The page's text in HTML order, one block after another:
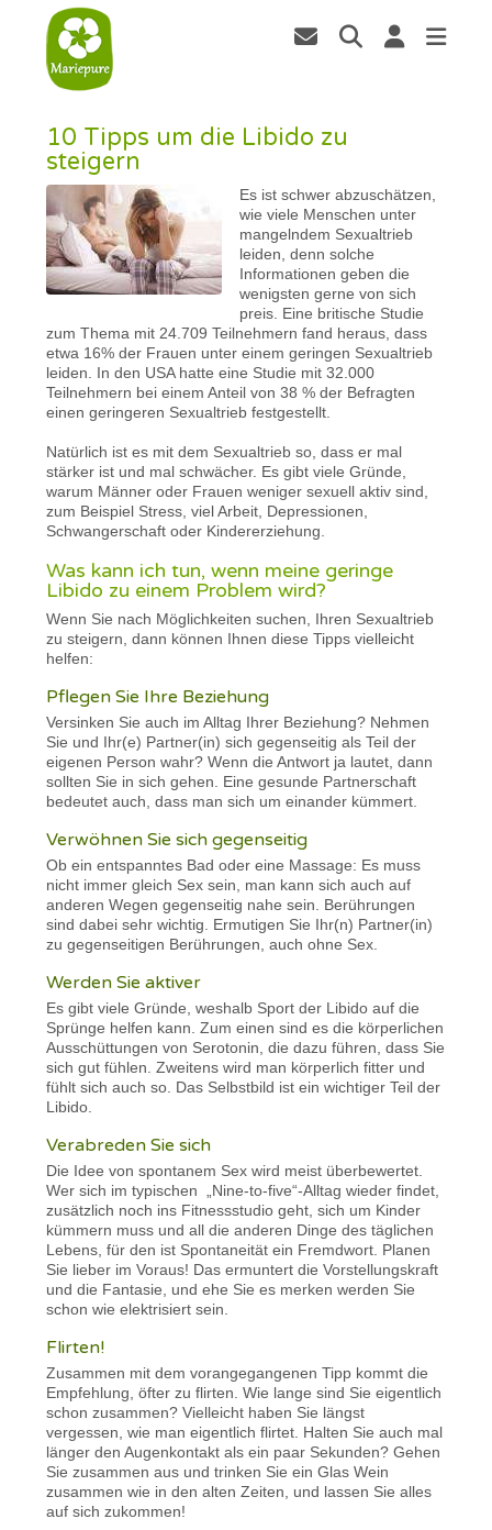
10 Tipps um die Libido zu
steigern
Es ist schwer abzuschätzen,
wie viele Menschen unter
mangelndem Sexualtrieb
leiden, denn solche
Informationen geben die
wenigsten gerne von sich
preis. Eine britische Studie
zum Thema mit 24.709 Teilnehmern fand heraus, dass
etwa 16% der Frauen unter einem geringen Sexualtrieb
leiden. In den USA hatte eine Studie mit 32.000
Teilnehmern bei einem Anteil von 38 % der Befragten
einen geringeren Sexualtrieb festgestellt.
Natürlich ist es mit dem Sexualtrieb so, dass er mal
stärker ist und mal schwächer. Es gibt viele Gründe,
warum Männer oder Frauen weniger sexuell aktiv sind,
zum Beispiel Stress, viel Arbeit, Depressionen,
Schwangerschaft oder Kindererziehung.
Was kann ich tun, wenn meine geringe
Libido zu einem Problem wird?
Wenn Sie nach Möglichkeiten suchen, Ihren Sexualtrieb
zu steigern, dann können Ihnen diese Tipps vielleicht
helfen:
Pflegen Sie Ihre Beziehung
Versinken Sie auch im Alltag Ihrer Beziehung? Nehmen
Sie und Ihr(e) Partner(in) sich gegenseitig als Teil der
eigenen Person wahr? Wenn die Antwort ja lautet, dann
sollten Sie in sich gehen. Eine gesunde Partnerschaft
bedeutet auch, dass man sich um einander kümmert.
Verwöhnen Sie sich gegenseitig
Ob ein entspanntes Bad oder eine Massage: Es muss
nicht immer gleich Sex sein, man kann sich auch auf
anderen Wegen gegenseitig nahe sein. Berührungen
sind dabei sehr wichtig. Ermutigen Sie Ihr(n) Partner(in)
zu gegenseitigen Berührungen, auch ohne Sex.
Werden Sie aktiver
Es gibt viele Gründe, weshalb Sport der Libido auf die
Sprünge helfen kann. Zum einen sind es die körperlichen
Ausschüttungen von Serotonin, die dazu führen, dass Sie
sich gut fühlen. Zweitens wird man körperlich fitter und
fühlt sich auch so. Das Selbstbild ist ein wichtiger Teil der
Libido.
Verabreden Sie sich
Die Idee von spontanem Sex wird meist überbewertet.
Wer sich im typischen „Nine-to-five“-Alltag wieder findet,
zusätzlich noch ins Fitnessstudio geht, sich um Kinder
kümmern muss und all die anderen Dinge des täglichen
Lebens, für den ist Spontaneität ein Fremdwort. Planen
Sie lieber im Voraus! Das ermuntert die Vorstellungskraft
und die Fantasie, und ehe Sie es merken werden Sie
schon wie elektrisiert sein.
Flirten!
Zusammen mit dem vorangegangenen Tipp kommt die
Empfehlung, öfter zu flirten. Wie lange sind Sie eigentlich
schon zusammen? Vielleicht haben Sie längst
vergessen, wie man eigentlich flirtet. Halten Sie auch mal
länger den Augenkontakt als ein paar Sekunden? Gehen
Sie zusammen aus und trinken Sie ein Glas Wein
zusammen wie in den alten Zeiten, und lassen Sie alles
auf sich zukommen!